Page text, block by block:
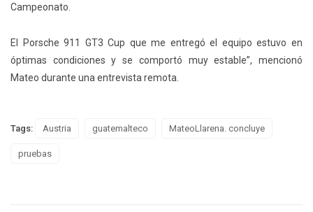
Campeonato.
El Porsche 911 GT3 Cup que me entregó el equipo estuvo en
óptimas condiciones y se comportó muy estable”, mencionó
Mateo durante una entrevista remota.
Tags: Austria guatemalteco MateoLlarena. concluye
pruebas